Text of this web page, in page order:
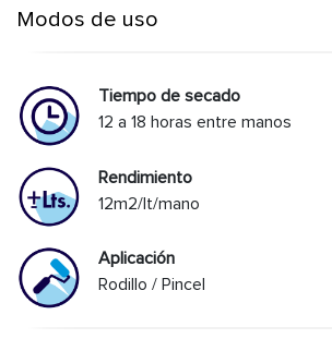
Modos de uso
Tiempo de secado
12 a 18 horas entre manos
Rendimiento
12m2/lt/mano
Aplicación
Rodillo / Pincel